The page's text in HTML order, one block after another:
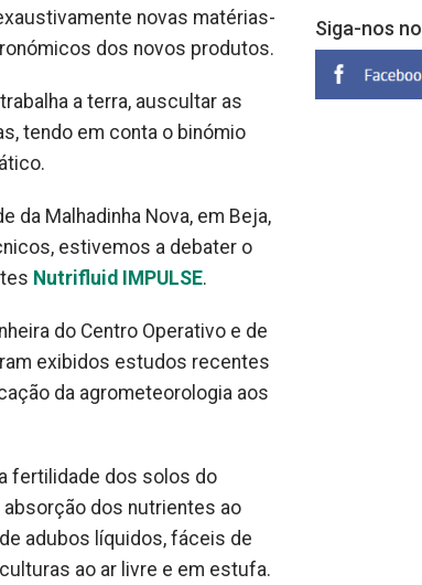
novas matérias-
dos novos produtos.
a terra, auscultar as
tendo em conta o binómio
da Malhadinha Nova, em Beja,
estivemos a debater o
Nutrifluid IMPULSE.
do Centro Operativo e de
exibidos estudos recentes
da agrometeorologia aos
fertilidade dos solos do
dos nutrientes ao
adubos líquidos, fáceis de
ao ar livre e em estufa.
Siga-nos no